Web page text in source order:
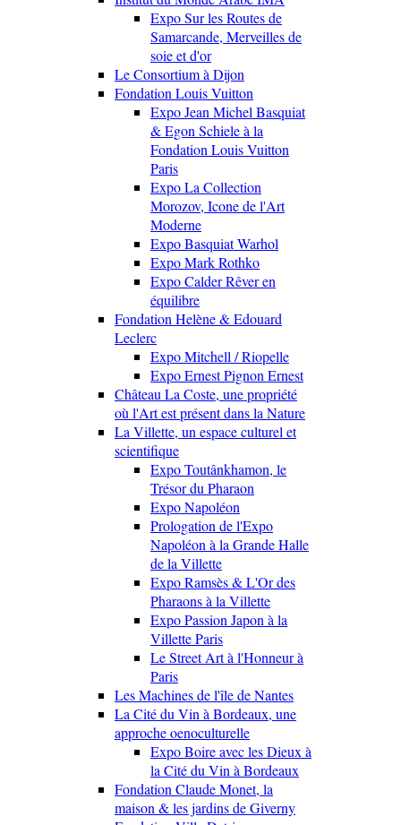
Expo Sur les Routes de
Samarcande, Merveilles de
soie et d'or
Le Consortium à Dijon
Fondation Louis Vuitton
Expo Jean Michel Basquiat
& Egon Schiele à la
Fondation Louis Vuitton
Paris
Expo La Collection
Morozov, Icone de l'Art
Moderne
Expo Basquiat Warhol
Expo Mark Rothko
Expo Calder Rêver en
équilibre
Fondation Helène & Edouard
Leclerc
Expo Mitchell / Riopelle
Expo Ernest Pignon Ernest
Château La Coste, une propriété
où l'Art est présent dans la Nature
La Villette, un espace culturel et
scientifique
Expo Toutânkhamon, le
Trésor du Pharaon
Expo Napoléon
Prologation de l'Expo
Napoléon à la Grande Halle
de la Villette
Expo Ramsès & L'Or des
Pharaons à la Villette
Expo Passion Japon à la
Villette Paris
Le Street Art à l'Honneur à
Paris
Les Machines de l'île de Nantes
La Cité du Vin à Bordeaux, une
approche oenoculturelle
Expo Boire avec les Dieux à
la Cité du Vin à Bordeaux
Fondation Claude Monet, la
maison & les jardins de Giverny